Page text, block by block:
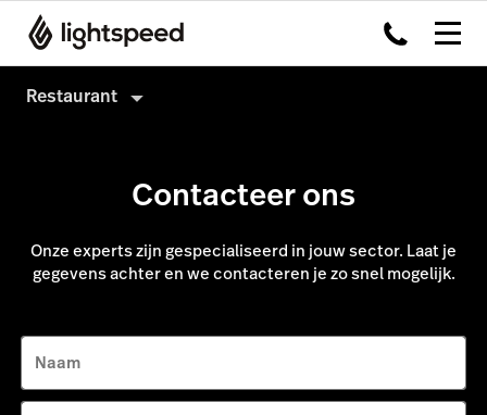
Restaurant
Payments
Capital
Advanced Insights
Integraties
Prijzen
Klanten
Contacteer ons
Onze experts zijn gespecialiseerd in jouw sector. Laat je
gegevens achter en we contacteren je zo snel mogelijk.
Naam